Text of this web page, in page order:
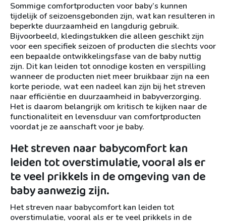
Sommige comfortproducten voor baby’s kunnen
tijdelijk of seizoensgebonden zijn, wat kan resulteren in
beperkte duurzaamheid en langdurig gebruik.
Bijvoorbeeld, kledingstukken die alleen geschikt zijn
voor een specifiek seizoen of producten die slechts voor
een bepaalde ontwikkelingsfase van de baby nuttig
zijn. Dit kan leiden tot onnodige kosten en verspilling
wanneer de producten niet meer bruikbaar zijn na een
korte periode, wat een nadeel kan zijn bij het streven
naar efficiëntie en duurzaamheid in babyverzorging.
Het is daarom belangrijk om kritisch te kijken naar de
functionaliteit en levensduur van comfortproducten
voordat je ze aanschaft voor je baby.
Het streven naar babycomfort kan
leiden tot overstimulatie, vooral als er
te veel prikkels in de omgeving van de
baby aanwezig zijn.
Het streven naar babycomfort kan leiden tot
overstimulatie, vooral als er te veel prikkels in de